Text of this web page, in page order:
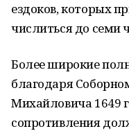
ездоков, которых
числиться до семи
Более широкие
благодаря
Михайловича 1649
сопротивления